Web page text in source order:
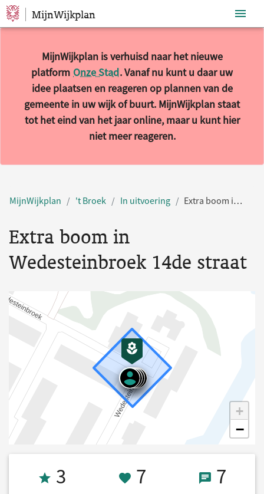
Sla navigatie over
MijnWijkplan
MijnWijkplan is verhuisd naar het nieuwe
platform Onze Stad. Vanaf nu kunt u daar uw
idee plaatsen en reageren op plannen van de
gemeente in uw wijk of buurt. MijnWijkplan staat
tot het eind van het jaar online, maar u kunt hier
niet meer reageren.
MijnWijkplan 't Broek In uitvoering Extra boom in Wedesteinbroek 14de straat
Extra boom in
Wedesteinbroek 14de straat
+
−
Populariteit 3
3 7 Keer
7 7 7